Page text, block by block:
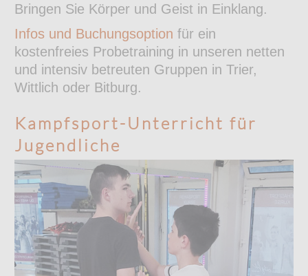
Bringen Sie Körper und Geist in Einklang.
Infos und Buchungsoption für ein
kostenfreies Probetraining in unseren netten
und intensiv betreuten Gruppen in Trier,
Wittlich oder Bitburg.
Kampfsport-Unterricht für
Jugendliche